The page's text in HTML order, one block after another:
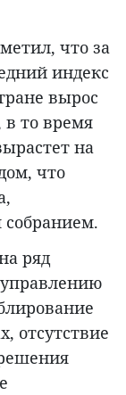
что за
индекс
вырос
в то время
на
что
ряд
управлению
отсутствие